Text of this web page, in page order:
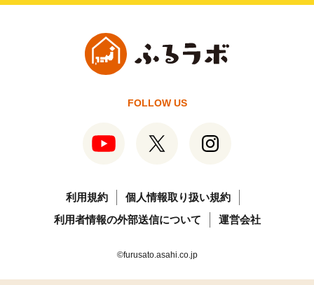
FOLLOW US
利用規約
個人情報取り扱い規約
利用者情報の外部送信について
運営会社
©furusato.asahi.co.jp